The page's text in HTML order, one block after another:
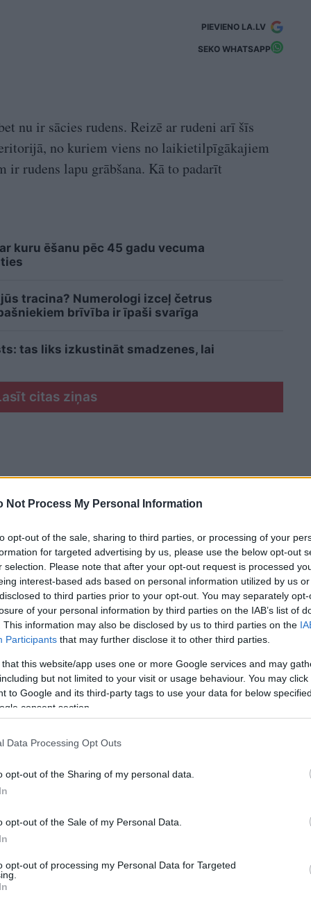
Not Process My Personal Information
opt-out of the sale, sharing to third parties, or processing of your
for targeted advertising by us, please use the below opt-out
selection. Please note that after your opt-out request is processed
interest-based ads based on personal information utilized by us
to third parties prior to your opt-out. You may separately
of your personal information by third parties on the IAB’s list of
This information may also be disclosed by us to third parties on the
Participants that may further disclose it to other third parties.
that this website/app uses one or more Google services and may
but not limited to your visit or usage behaviour. You may
to Google and its third-party tags to use your data for below
consent section.
Data Processing Opt Outs
opt-out of the Sharing of my personal data.
opt-out of the Sale of my Personal Data.
opt-out of processing my Personal Data for Targeted
PIEVIENO LA.LV
SEKO WHATSAPP
nu ir sācies rudens. Reizē ar rudeni arī šīs
no kuriem viens no laikietilpīgākajiem
ir rudens lapu grābšana. Kā to padarīt
kuru ēšanu pēc 45 gadu vecuma
tracina? Numerologi izceļ četrus
brīvība ir īpaši svarīga
tas liks izkustināt smadzenes, lai
citas ziņas
sniedz portālsChip.de. Būs
par to, vai lapas jāatstāj zālienā vai jāsagrābj
un aprīkojuma ražotāji iesaka rudenī vienkārši
atstāt sasmalcinātās lapas turpat zemē.